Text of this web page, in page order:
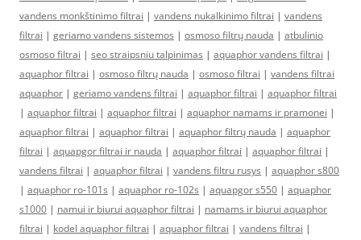
vandens monkštinimo filtrai | vandens nukalkinimo filtrai | vandens
filtrai | geriamo vandens sistemos | osmoso filtrų nauda | atbulinio
osmoso filtrai | seo straipsniu talpinimas | aquaphor vandens filtrai |
aquaphor filtrai | osmoso filtrų nauda | osmoso filtrai | vandens filtrai
aquaphor | geriamo vandens filtrai | aquaphor filtrai | aquaphor filtrai
| aquaphor filtrai | aquaphor filtrai | aquaphor namams ir pramonei |
aquaphor filtrai | aquaphor filtrai | aquaphor filtrų nauda | aquaphor
filtrai | aquapgor filtrai ir nauda | aquaphor filtrai | aquaphor filtrai |
vandens filtrai | aquaphor filtrai | vandens filtru rusys | aquaphor s800
| aquaphor ro-101s | aquaphor ro-102s | aquapgor s550 | aquaphor
s1000 | namui ir biurui aquaphor filtrai | namams ir biurui aquaphor
filtrai | kodel aquaphor filtrai | aquaphor filtrai | vandens filtrai |